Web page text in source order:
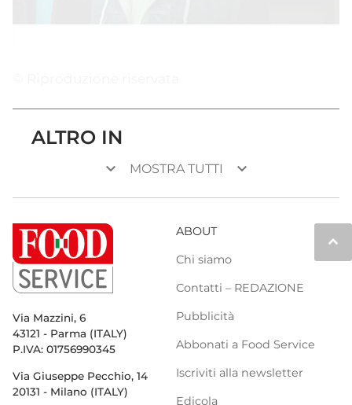
ALTRO IN
keyboard_arrow_down MOSTRA TUTTI keyboard_arrow_down
keyboard_arrow_up
Via Mazzini, 6
43121 - Parma (ITALY)
P.IVA: 01756990345
Via Giuseppe Pecchio, 14
20131 - Milano (ITALY)
ABOUT
Chi siamo
Contatti – REDAZIONE
Pubblicità
Abbonati a Food Service
Iscriviti alla newsletter
Edicola